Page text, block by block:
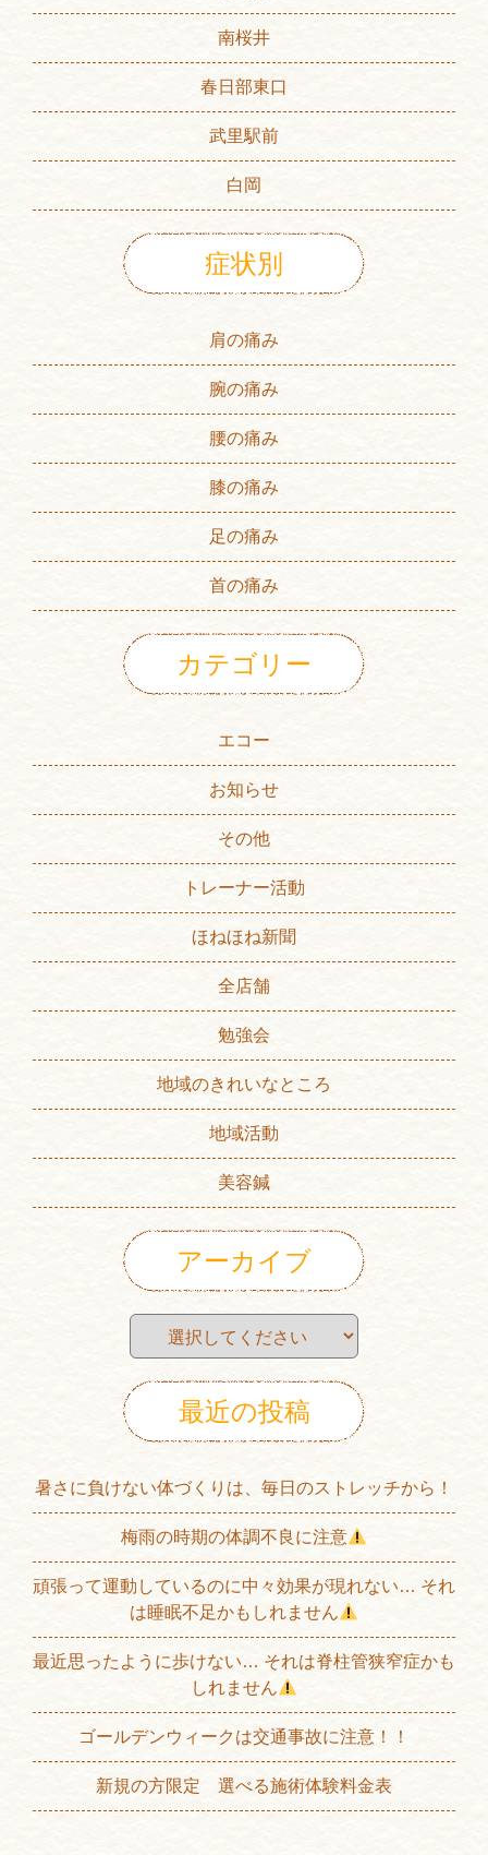
南桜井
春日部東口
武里駅前
白岡
症状別
肩の痛み
腕の痛み
腰の痛み
膝の痛み
足の痛み
首の痛み
カテゴリー
エコー
お知らせ
その他
トレーナー活動
ほねほね新聞
全店舗
勉強会
地域のきれいなところ
地域活動
美容鍼
アーカイブ
最近の投稿
暑さに負けない体づくりは、毎日のストレッチから！
梅雨の時期の体調不良に注意
頑張って運動しているのに中々効果が現れない… それ
は睡眠不足かもしれません
最近思ったように歩けない… それは脊柱管狭窄症かも
しれません
ゴールデンウィークは交通事故に注意！！
新規の方限定 選べる施術体験料金表